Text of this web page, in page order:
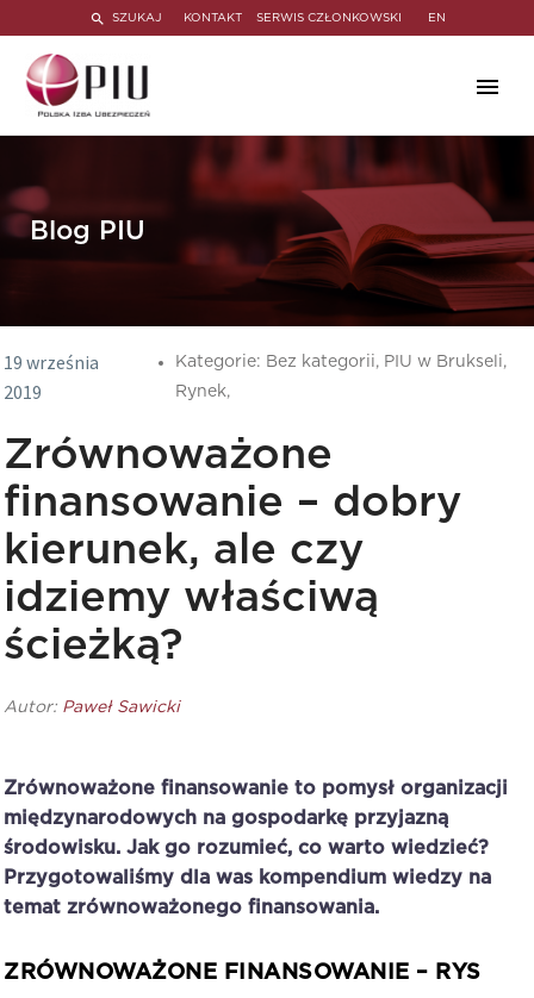
SZUKAJ KONTAKT SERWIS CZŁONKOWSKI EN
Blog PIU
19 września
2019
Kategorie: Bez kategorii, PIU w Brukseli,
Rynek,
Zrównoważone
finansowanie – dobry
kierunek, ale czy
idziemy właściwą
ścieżką?
Autor: Paweł Sawicki
Zrównoważone finansowanie to pomysł organizacji
międzynarodowych na gospodarkę przyjazną
środowisku. Jak go rozumieć, co warto wiedzieć?
Przygotowaliśmy dla was kompendium wiedzy na
temat zrównoważonego finansowania.
ZRÓWNOWAŻONE FINANSOWANIE – RYS